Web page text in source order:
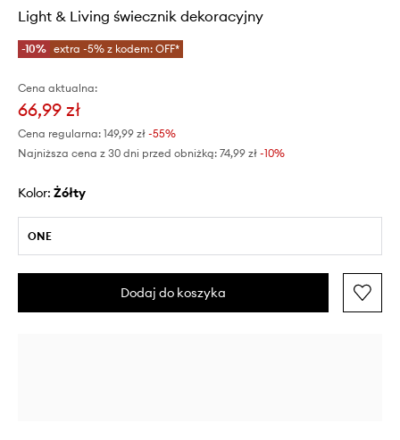
Light & Living świecznik dekoracyjny
-10% extra -5% z kodem: OFF*
Cena aktualna:
66,99 zł
Cena regularna: 149,99 zł -55%
Najniższa cena z 30 dni przed obniżką: 74,99 zł -10%
Kolor: żółty
ONE
Dodaj do koszyka